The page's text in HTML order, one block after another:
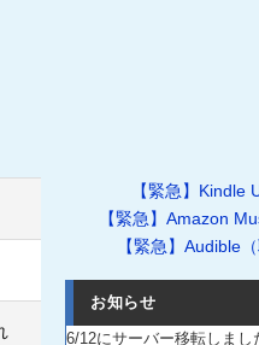
【緊急】Kindle
【緊急】Amazon
【緊急】Audible
お知らせ
6/12にサーバー移転しま